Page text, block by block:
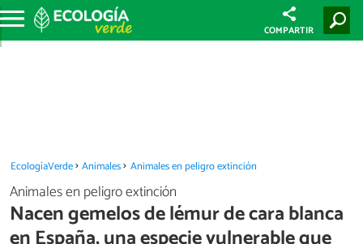
COMPARTIR
EcologíaVerde Animales Animales en peligro extinción
Animales en peligro extinción
Nacen gemelos de lémur de cara blanca